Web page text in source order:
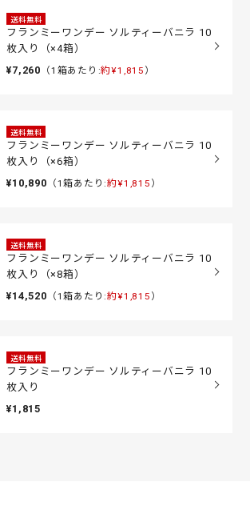
送料無料
フランミーワンデー ソルティーバニラ 10
枚入り（×4箱）
¥7,260 （1箱あたり:約¥1,815 ）
送料無料
フランミーワンデー ソルティーバニラ 10
枚入り（×6箱）
¥10,890 （1箱あたり:約¥1,815 ）
送料無料
フランミーワンデー ソルティーバニラ 10
枚入り（×8箱）
¥14,520 （1箱あたり:約¥1,815 ）
送料無料
フランミーワンデー ソルティーバニラ 10
枚入り
¥1,815